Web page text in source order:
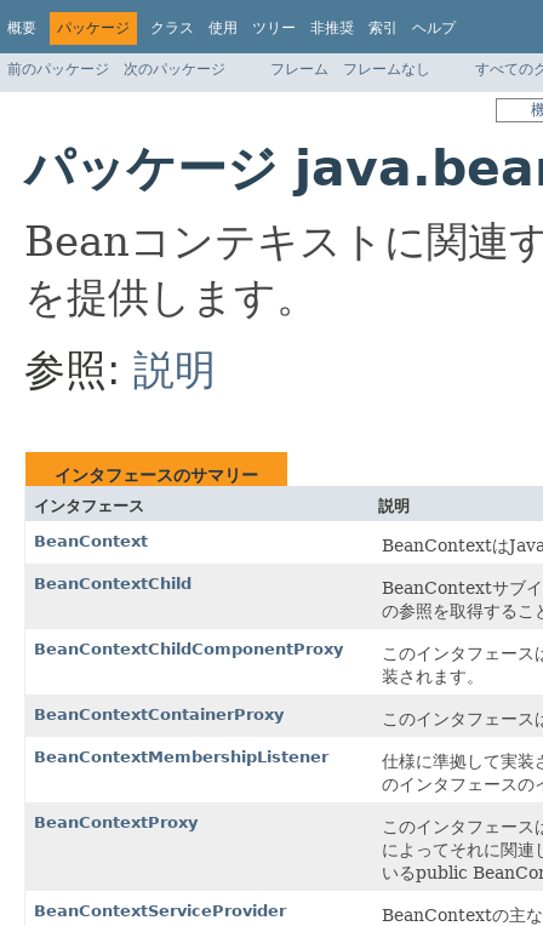
概要 パッケージ クラス 使用 ツリー 非推奨 索引 ヘルプ
前のパッケージ 次のパッケージ フレーム フレームなし すべての
パッケージ
Beanコンテキストに関連
を提供します。
参照: 説明
インタフェースのサマリー
インタフェース
説明
BeanContext
BeanContextは
BeanContextChild
BeanContextサブイ
の参照を取得するこ
BeanContextChildComponentProxy
このインタフェー
装されます。
BeanContextContainerProxy このインタフェー
BeanContextMembershipListener
仕様に準拠して実
のインタフェースの
BeanContextProxy
このインタフェー
によってそれに関
いるpublic
BeanContextServiceProvider
BeanContextの主